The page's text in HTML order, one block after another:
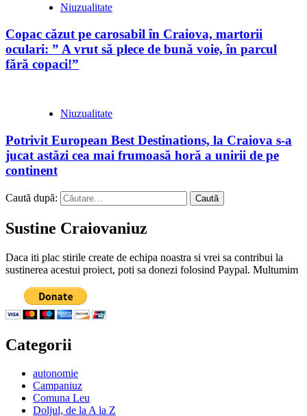
Niuzualitate
Copac căzut pe carosabil în Craiova, martorii
oculari: ” A vrut să plece de bună voie, în parcul
fără copaci!”
Niuzualitate
Potrivit European Best Destinations, la Craiova s-a
jucat astăzi cea mai frumoasă horă a unirii de pe
continent
Caută după:
Sustine Craiovaniuz
Daca iti plac stirile create de echipa noastra si vrei sa contribui la
sustinerea acestui proiect, poti sa donezi folosind Paypal. Multumim
Categorii
autonomie
Campaniuz
Comuna Leu
Doljul, de la A la Z